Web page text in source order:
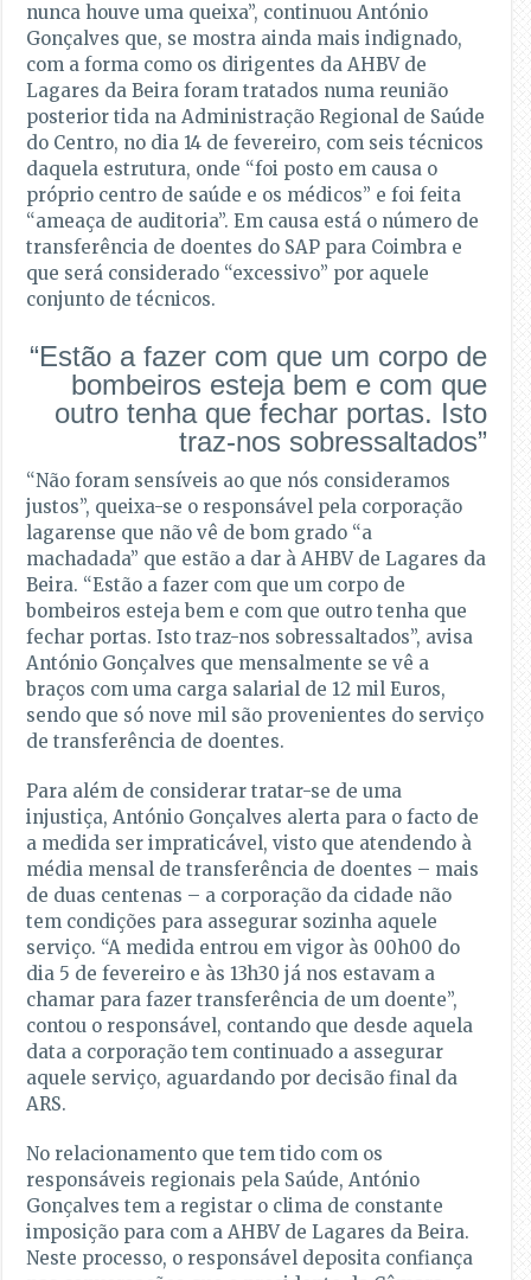
nunca houve uma queixa”, continuou António
Gonçalves que, se mostra ainda mais indignado,
com a forma como os dirigentes da AHBV de
Lagares da Beira foram tratados numa reunião
posterior tida na Administração Regional de Saúde
do Centro, no dia 14 de fevereiro, com seis técnicos
daquela estrutura, onde “foi posto em causa o
próprio centro de saúde e os médicos” e foi feita
“ameaça de auditoria”. Em causa está o número de
transferência de doentes do SAP para Coimbra e
que será considerado “excessivo” por aquele
conjunto de técnicos.
“Estão a fazer com que um corpo de
bombeiros esteja bem e com que
outro tenha que fechar portas. Isto
traz-nos sobressaltados”
“Não foram sensíveis ao que nós consideramos
justos”, queixa-se o responsável pela corporação
lagarense que não vê de bom grado “a
machadada” que estão a dar à AHBV de Lagares da
Beira. “Estão a fazer com que um corpo de
bombeiros esteja bem e com que outro tenha que
fechar portas. Isto traz-nos sobressaltados”, avisa
António Gonçalves que mensalmente se vê a
braços com uma carga salarial de 12 mil Euros,
sendo que só nove mil são provenientes do serviço
de transferência de doentes.
Para além de considerar tratar-se de uma
injustiça, António Gonçalves alerta para o facto de
a medida ser impraticável, visto que atendendo à
média mensal de transferência de doentes – mais
de duas centenas – a corporação da cidade não
tem condições para assegurar sozinha aquele
serviço. “A medida entrou em vigor às 00h00 do
dia 5 de fevereiro e às 13h30 já nos estavam a
chamar para fazer transferência de um doente”,
contou o responsável, contando que desde aquela
data a corporação tem continuado a assegurar
aquele serviço, aguardando por decisão final da
ARS.
No relacionamento que tem tido com os
responsáveis regionais pela Saúde, António
Gonçalves tem a registar o clima de constante
imposição para com a AHBV de Lagares da Beira.
Neste processo, o responsável deposita confiança